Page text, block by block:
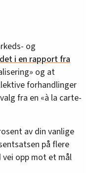
og
i en rapport fra
og at
forhandlinger
fra en «à la carte-
av din vanlige
på flere
opp mot et mål